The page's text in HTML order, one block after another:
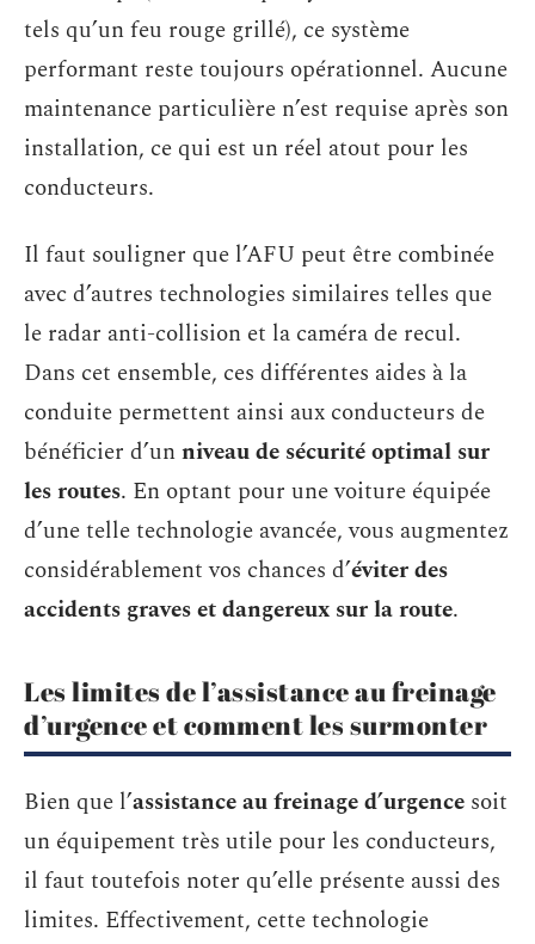
tels qu’un feu rouge grillé), ce système
performant reste toujours opérationnel. Aucune
maintenance particulière n’est requise après son
installation, ce qui est un réel atout pour les
conducteurs.
Il faut souligner que l’AFU peut être combinée
avec d’autres technologies similaires telles que
le radar anti-collision et la caméra de recul.
Dans cet ensemble, ces différentes aides à la
conduite permettent ainsi aux conducteurs de
bénéficier d’unniveau de sécurité optimal sur
les routes. En optant pour une voiture équipée
d’une telle technologie avancée, vous augmentez
considérablement vos chances d’éviter des
accidents graves et dangereux sur la route.
Les limites de l’assistance au freinage
d’urgence et comment les surmonter
Bien que l’assistance au freinage d’urgence soit
un équipement très utile pour les conducteurs,
il faut toutefois noter qu’elle présente aussi des
limites. Effectivement, cette technologie